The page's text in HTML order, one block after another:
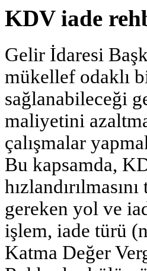
KDV iade
Gelir İdaresi
mükellef odaklı
sağlanabileceği
maliyetini
çalışmalar
Bu kapsamda,
gereken yol ve
işlem, iade türü
Katma Değer